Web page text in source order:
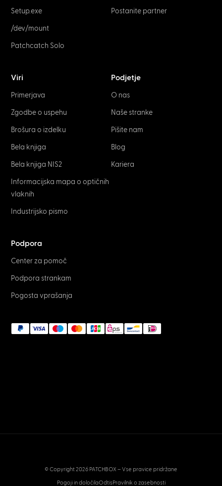
Setup.exe
/dev/mount
Patchcatch Solo
Postanite partner
Viri
Primerjava
Zgodbe o uspehu
Brošura o izdelku
Bela knjiga
Bela knjiga NIS2
Informacijska mapa o optičnih
vlaknih
Industrijsko pismo
Podjetje
O nas
Naše stranke
Pišite nam
Blog
Kariera
Podpora
Center za pomoč
Podpora strankam
Pogosta vprašanja
© Copyright 2026 PATCHBOX – Vse pravice pridržane
Pogoji in določilaOdtisPravilnik o zasebnosti